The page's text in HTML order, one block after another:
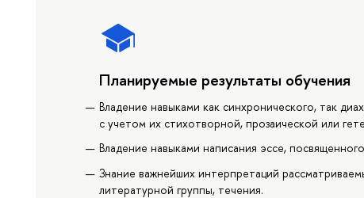
Планируемые результаты обучения
Владение навыками как синхронического, так
с учетом их стихотворной, прозаической или
Владение навыками написания эссе,
Знание важнейших интерпретаций
литературной группы, течения.